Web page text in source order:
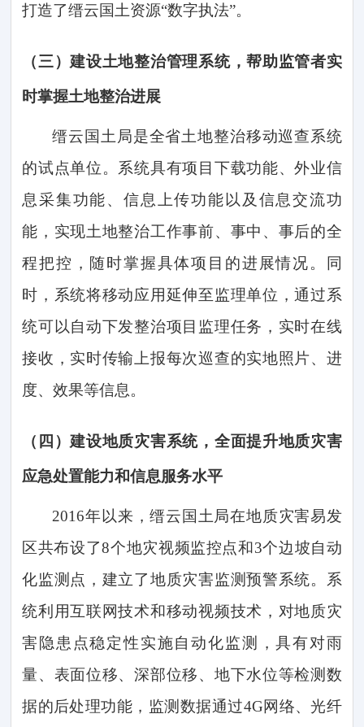
打造了缙云国土资源“数字执法”。
（三）建设土地整治管理系统，帮助监管者实
时掌握土地整治进展
缙云国土局是全省土地整治移动巡查系统
的试点单位。系统具有项目下载功能、外业信
息采集功能、信息上传功能以及信息交流功
能，实现土地整治工作事前、事中、事后的全
程把控，随时掌握具体项目的进展情况。同
时，系统将移动应用延伸至监理单位，通过系
统可以自动下发整治项目监理任务，实时在线
接收，实时传输上报每次巡查的实地照片、进
度、效果等信息。
（四）建设地质灾害系统，全面提升地质灾害
应急处置能力和信息服务水平
2016年以来，缙云国土局在地质灾害易发
区共布设了8个地灾视频监控点和3个边坡自动
化监测点，建立了地质灾害监测预警系统。系
统利用互联网技术和移动视频技术，对地质灾
害隐患点稳定性实施自动化监测，具有对雨
量、表面位移、深部位移、地下水位等检测数
据的后处理功能，监测数据通过4G网络、光纤